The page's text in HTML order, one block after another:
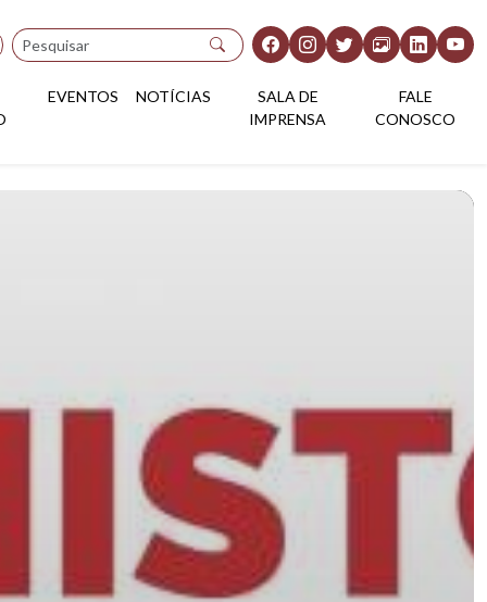
Pesquisar
EVENTOS NOTÍCIAS
SALA DE
IMPRENSA
FALE
CONOSCO